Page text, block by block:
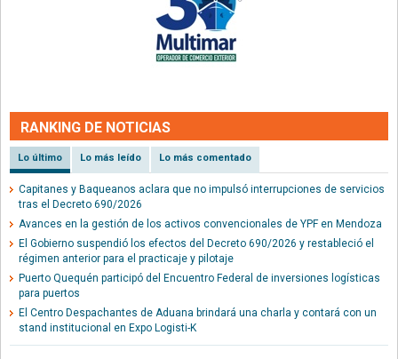
RANKING DE NOTICIAS
Lo último Lo más leído Lo más comentado
Capitanes y Baqueanos aclara que no impulsó interrupciones de servicios
tras el Decreto 690/2026
Avances en la gestión de los activos convencionales de YPF en Mendoza
El Gobierno suspendió los efectos del Decreto 690/2026 y restableció el
régimen anterior para el practicaje y pilotaje
Puerto Quequén participó del Encuentro Federal de inversiones logísticas
para puertos
El Centro Despachantes de Aduana brindará una charla y contará con un
stand institucional en Expo Logisti-K